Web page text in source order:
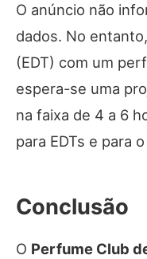
O anúncio não
dados. No
(EDT) com um
espera-se uma
na faixa de 4 a 6
para EDTs e para
Conclusão
O Perfume Club